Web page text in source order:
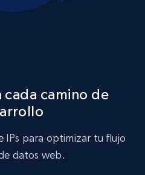
cada camino de
IPs para optimizar tu flujo
datos web.